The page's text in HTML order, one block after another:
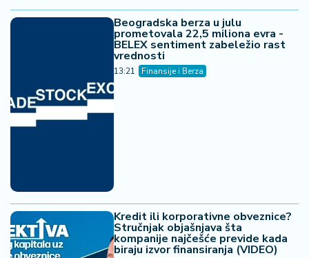
Beogradska berza u julu
prometovala 22,5 miliona evra -
BELEX sentiment zabeležio rast
vrednosti
13:21 Finansije i Berza
Kredit ili korporativne obveznice?
Stručnjak objašnjava šta
kompanije najčešće previde kada
biraju izvor finansiranja (VIDEO)